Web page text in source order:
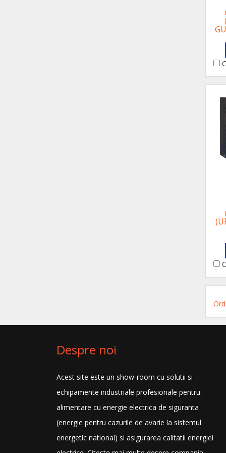
Despre noi
Acest site este un show-room cu solutii si
echipamente industriale profesionale pentru:
alimentare cu energie electrica de siguranta
(energie pentru cazurile de avarie la sistemul
energetic national) si asigurarea calitatii energiei